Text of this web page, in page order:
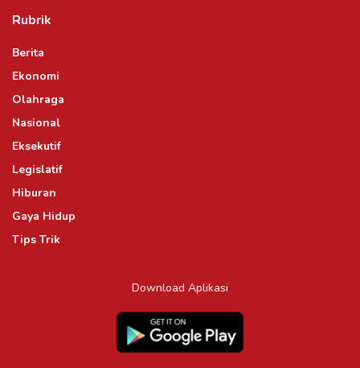
Rubrik
Berita
Ekonomi
Olahraga
Nasional
Eksekutif
Legislatif
Hiburan
Gaya Hidup
Tips Trik
Download Aplikasi